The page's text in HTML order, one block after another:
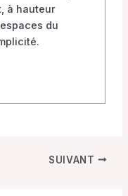
à hauteur
du
SUIVANT